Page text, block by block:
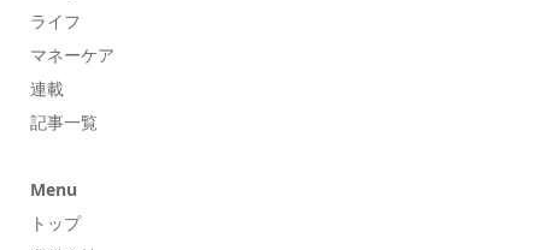
ライフ
マネーケア
連載
記事一覧
Menu
トップ